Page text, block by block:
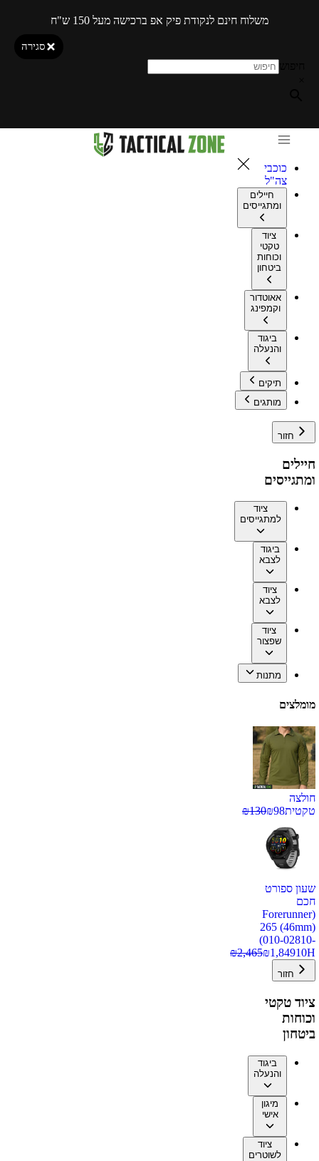
משלוח חינם לנקודת פיק אפ ברכישה מעל 150 ש"ח
סגירה
כוכבי
צה"ל
חיילים
ומתגייסים
ציוד
טקטי
וכוחות
ביטחון
אאוטדור
וקמפינג
ביגוד
והנעלה
תיקים
מותגים
חזור
חיילים
ומתגייסים
ציוד
למתגייסים
ביגוד
לצבא
ציוד
לצבא
ציוד
שפצור
מתנות
מומלצים
חולצה
טקטית
₪98
₪130
שעון ספורט
חכם
(Forerunner
265 (46mm)
(010-02810-
10H
₪1,849
₪2,465
חזור
ציוד טקטי
וכוחות
ביטחון
ביגוד
והנעלה
מיגון
אישי
ציוד
לשוטרים